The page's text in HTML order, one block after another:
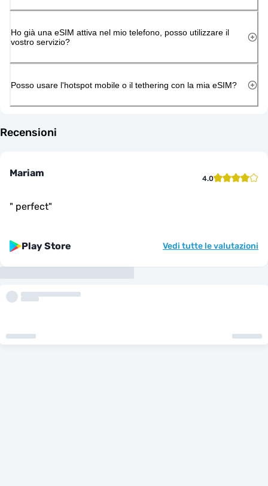
Ho già una eSIM attiva nel mio telefono, posso utilizzare il
vostro servizio?
Posso usare l'hotspot mobile o il tethering con la mia eSIM?
Recensioni
Mariam 4.0
" perfect"
Play Store Vedi tutte le valutazioni